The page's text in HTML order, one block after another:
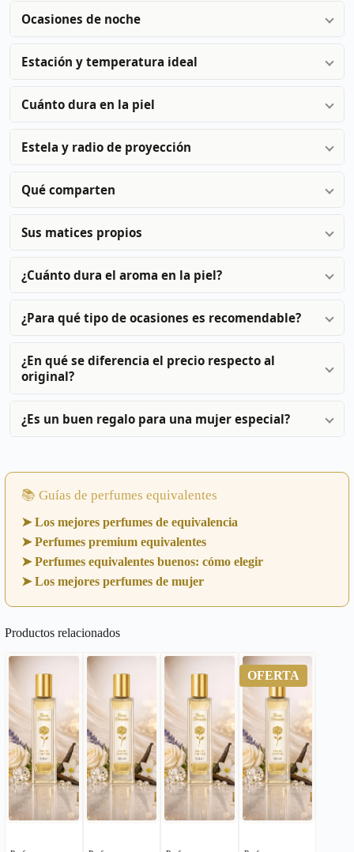
Ocasiones de noche
Estación y temperatura ideal
Cuánto dura en la piel
Estela y radio de proyección
Qué comparten
Sus matices propios
¿Cuánto dura el aroma en la piel?
¿Para qué tipo de ocasiones es recomendable?
¿En qué se diferencia el precio respecto al
original?
¿Es un buen regalo para una mujer especial?
📚 Guías de perfumes equivalentes
➤ Los mejores perfumes de equivalencia
➤ Perfumes premium equivalentes
➤ Perfumes equivalentes buenos: cómo elegir
➤ Los mejores perfumes de mujer
Productos relacionados
OFERTA